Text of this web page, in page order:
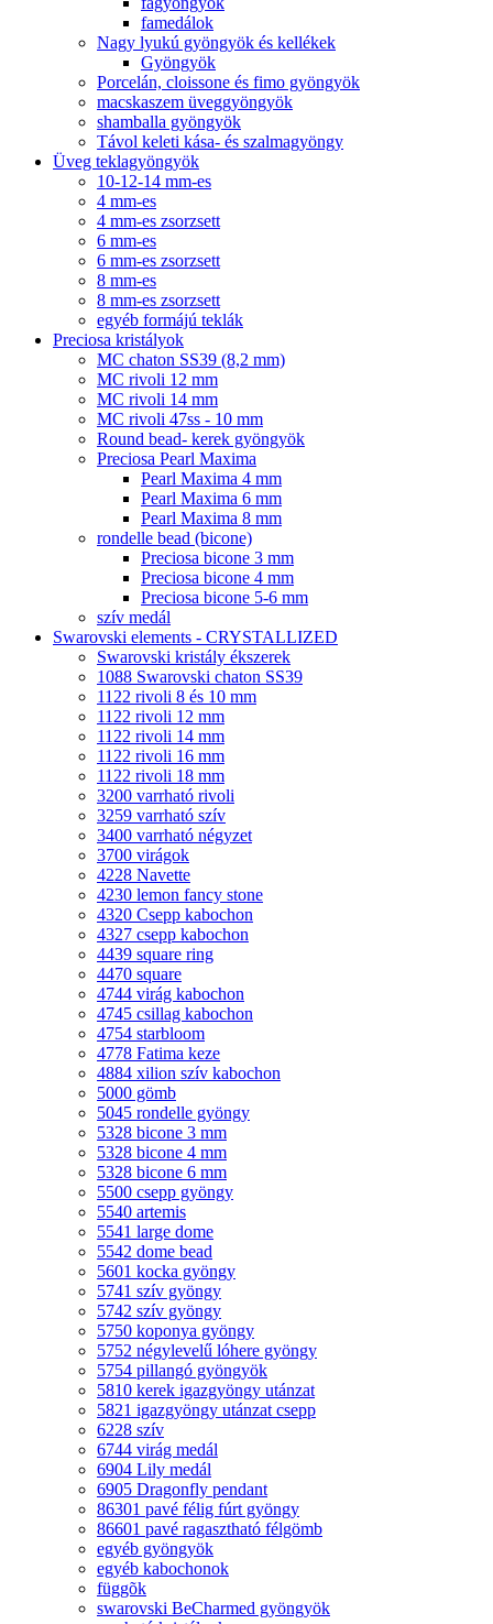
famedálok
Nagy lyukú gyöngyök és kellékek
Gyöngyök
Porcelán, cloissone és fimo gyöngyök
macskaszem üveggyöngyök
shamballa gyöngyök
Távol keleti kása- és szalmagyöngy
Üveg teklagyöngyök
10-12-14 mm-es
4 mm-es
4 mm-es zsorzsett
6 mm-es
6 mm-es zsorzsett
8 mm-es
8 mm-es zsorzsett
egyéb formájú teklák
Preciosa kristályok
MC chaton SS39 (8,2 mm)
MC rivoli 12 mm
MC rivoli 14 mm
MC rivoli 47ss - 10 mm
Round bead- kerek gyöngyök
Preciosa Pearl Maxima
Pearl Maxima 4 mm
Pearl Maxima 6 mm
Pearl Maxima 8 mm
rondelle bead (bicone)
Preciosa bicone 3 mm
Preciosa bicone 4 mm
Preciosa bicone 5-6 mm
szív medál
Swarovski elements - CRYSTALLIZED
Swarovski kristály ékszerek
1088 Swarovski chaton SS39
1122 rivoli 8 és 10 mm
1122 rivoli 12 mm
1122 rivoli 14 mm
1122 rivoli 16 mm
1122 rivoli 18 mm
3200 varrható rivoli
3259 varrható szív
3400 varrható négyzet
3700 virágok
4228 Navette
4230 lemon fancy stone
4320 Csepp kabochon
4327 csepp kabochon
4439 square ring
4470 square
4744 virág kabochon
4745 csillag kabochon
4754 starbloom
4778 Fatima keze
4884 xilion szív kabochon
5000 gömb
5045 rondelle gyöngy
5328 bicone 3 mm
5328 bicone 4 mm
5328 bicone 6 mm
5500 csepp gyöngy
5540 artemis
5541 large dome
5542 dome bead
5601 kocka gyöngy
5741 szív gyöngy
5742 szív gyöngy
5750 koponya gyöngy
5752 négylevelű lóhere gyöngy
5754 pillangó gyöngyök
5810 kerek igazgyöngy utánzat
5821 igazgyöngy utánzat csepp
6228 szív
6744 virág medál
6904 Lily medál
6905 Dragonfly pendant
86301 pavé félig fúrt gyöngy
86601 pavé ragasztható félgömb
egyéb gyöngyök
egyéb kabochonok
függõk
swarovski BeCharmed gyöngyök